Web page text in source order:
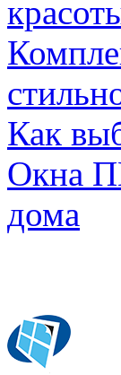
Как
Окна
дома